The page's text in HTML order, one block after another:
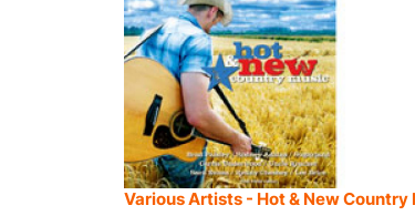
Various Artists - Hot & New Country